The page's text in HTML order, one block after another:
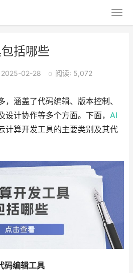
括哪些
2025-02-28 o 阅读: 5,072
，涵盖了代码编辑、版本控制、
设计协作等多个方面。下面， AI
计算开发工具的主要类别及其代
码编辑工具